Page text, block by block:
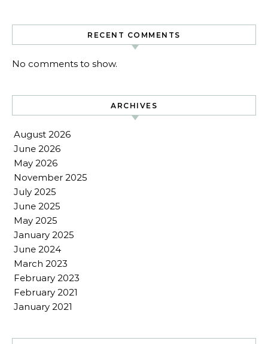
RECENT COMMENTS
No comments to show.
ARCHIVES
August 2026
June 2026
May 2026
November 2025
July 2025
June 2025
May 2025
January 2025
June 2024
March 2023
February 2023
February 2021
January 2021